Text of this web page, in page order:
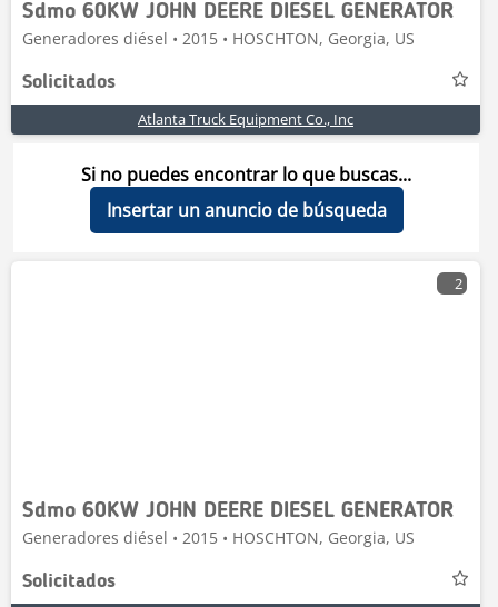
Sdmo 60KW JOHN DEERE DIESEL GENERATOR
Generadores diésel • 2015 • HOSCHTON, Georgia, US
Solicitados
Atlanta Truck Equipment Co., Inc
Si no puedes encontrar lo que buscas...
Insertar un anuncio de búsqueda
2
Sdmo 60KW JOHN DEERE DIESEL GENERATOR
Generadores diésel • 2015 • HOSCHTON, Georgia, US
Solicitados